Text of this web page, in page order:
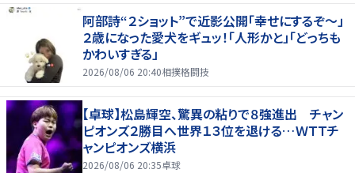
阿部詩“２ショット”で近影公開「幸せにするぞ〜」
２歳になった愛犬をギュッ！「人形かと」「どっちも
かわいすぎる」
2026/08/06 20:40相撲格闘技
【卓球】松島輝空、驚異の粘りで８強進出 チャン
ピオンズ２勝目へ世界１３位を退ける…ＷＴＴチ
ャンピオンズ横浜
2026/08/06 20:35卓球